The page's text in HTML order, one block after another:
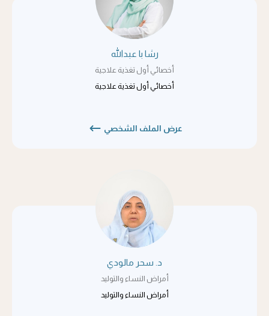
رشا با عبدالله
أخصائي أول تغذية علاجية
أخصائي أول تغذية علاجية
عرض الملف الشخصي
د. سحر مالودي
أمراض النساء والتوليد
أمراض النساء والتوليد